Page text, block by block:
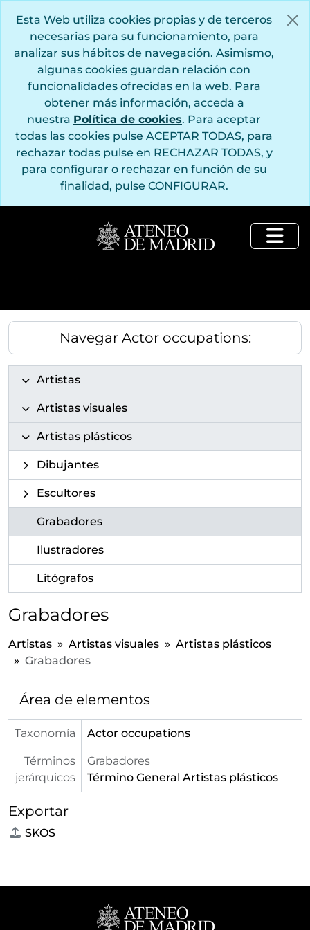
Esta Web utiliza cookies propias y de terceros
necesarias para su funcionamiento, para
analizar sus hábitos de navegación. Asimismo,
algunas cookies guardan relación con
funcionalidades ofrecidas en la web. Para
obtener más información, acceda a
nuestra Política de cookies. Para aceptar
todas las cookies pulse ACEPTAR TODAS, para
rechazar todas pulse en RECHAZAR TODAS, y
para configurar o rechazar en función de su
finalidad, pulse CONFIGURAR.
Navegar Actor occupations:
Artistas
Artistas visuales
Artistas plásticos
Dibujantes
Escultores
Grabadores
Ilustradores
Litógrafos
Grabadores
Artistas Artistas visuales
Artistas plásticos
Grabadores
Área de elementos
Taxonomía Actor occupations
Términos
jerárquicos
Grabadores
Término General Artistas plásticos
Exportar
SKOS